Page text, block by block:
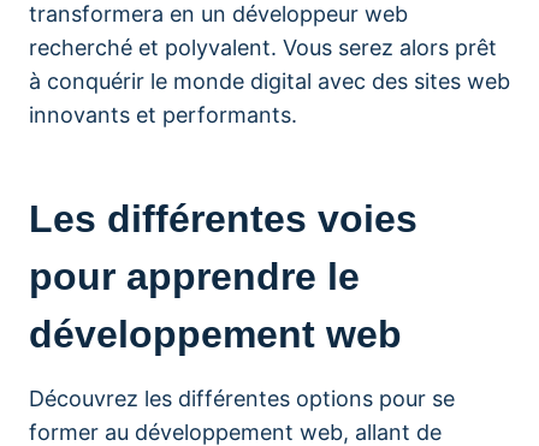
transformera en un développeur web
recherché et polyvalent. Vous serez alors prêt
à conquérir le monde digital avec des sites web
innovants et performants.
Les différentes voies
pour apprendre le
développement web
Découvrez les différentes options pour se
former au développement web, allant de